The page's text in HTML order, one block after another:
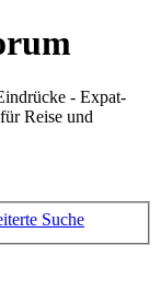
- Expat-
Reise und
Suche